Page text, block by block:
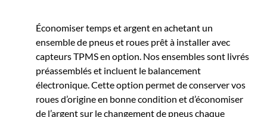
Économiser temps et argent en achetant un
ensemble de pneus et roues prêt à installer avec
capteurs TPMS en option. Nos ensembles sont livrés
préassemblés et incluent le balancement
électronique. Cette option permet de conserver vos
roues d’origine en bonne condition et d’économiser
de l’argent sur le changement de pneus chaque